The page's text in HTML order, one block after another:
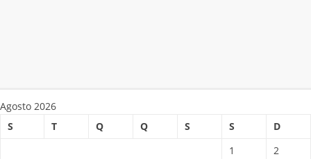
Agosto 2026
S
T Q Q S S
D
1
2